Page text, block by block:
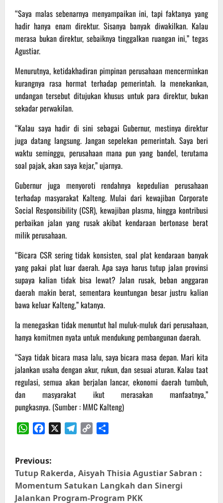
“Saya malas sebenarnya menyampaikan ini, tapi faktanya yang
hadir hanya enam direktur. Sisanya banyak diwakilkan. Kalau
merasa bukan direktur, sebaiknya tinggalkan ruangan ini,” tegas
Agustiar.
Menurutnya, ketidakhadiran pimpinan perusahaan mencerminkan
kurangnya rasa hormat terhadap pemerintah. Ia menekankan,
undangan tersebut ditujukan khusus untuk para direktur, bukan
sekadar perwakilan.
“Kalau saya hadir di sini sebagai Gubernur, mestinya direktur
juga datang langsung. Jangan sepelekan pemerintah. Saya beri
waktu seminggu, perusahaan mana pun yang bandel, terutama
soal pajak, akan saya kejar,” ujarnya.
Gubernur juga menyoroti rendahnya kepedulian perusahaan
terhadap masyarakat Kalteng. Mulai dari kewajiban Corporate
Social Responsibility (CSR), kewajiban plasma, hingga kontribusi
perbaikan jalan yang rusak akibat kendaraan bertonase berat
milik perusahaan.
“Bicara CSR sering tidak konsisten, soal plat kendaraan banyak
yang pakai plat luar daerah. Apa saya harus tutup jalan provinsi
supaya kalian tidak bisa lewat? Jalan rusak, beban anggaran
daerah makin berat, sementara keuntungan besar justru kalian
bawa keluar Kalteng,” katanya.
Ia menegaskan tidak menuntut hal muluk-muluk dari perusahaan,
hanya komitmen nyata untuk mendukung pembangunan daerah.
“Saya tidak bicara masa lalu, saya bicara masa depan. Mari kita
jalankan usaha dengan akur, rukun, dan sesuai aturan. Kalau taat
regulasi, semua akan berjalan lancar, ekonomi daerah tumbuh,
dan masyarakat ikut merasakan manfaatnya,”
pungkasnya. (Sumber : MMC Kalteng)
P
o
s
Previous:
Tutup Rakerda, Aisyah Thisia Agustiar Sabran :
Momentum Satukan Langkah dan Sinergi
Jalankan Program-Program PKK